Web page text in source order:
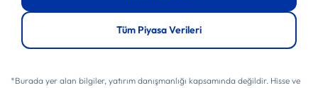
Tüm Piyasa Verileri
*Burada yer alan bilgiler, yatırım danışmanlığı kapsamında değildir. Hisse ve